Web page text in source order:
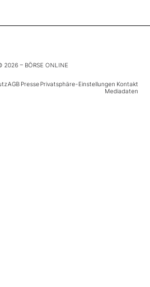
– BÖRSE ONLINE
AGB PressePrivatsphäre-Einstellungen Kontakt
Mediadaten